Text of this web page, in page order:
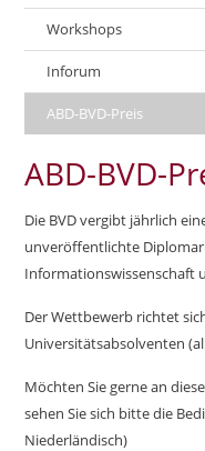
Workshops
Inforum
ABD-BVD-Preis
ABD-BVD-
Die BVD vergibt jährlich
unveröffentlichte
Informationswissenschaft
Der Wettbewerb richtet
Universitätsabsolventen
Möchten Sie gerne an
sehen Sie sich bitte die
Niederländisch)